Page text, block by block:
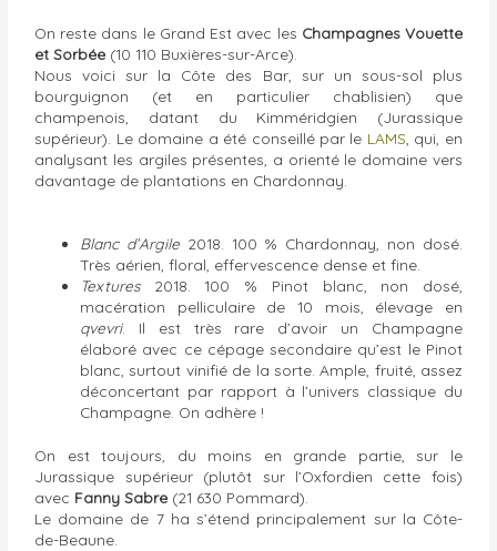
On reste dans le Grand Est avec les Champagnes Vouette
et Sorbée (10 110 Buxières-sur-Arce).
Nous voici sur la Côte des Bar, sur un sous-sol plus
bourguignon (et en particulier chablisien) que
champenois, datant du Kimméridgien (Jurassique
supérieur). Le domaine a été conseillé par le LAMS , qui, en
analysant les argiles présentes, a orienté le domaine vers
davantage de plantations en Chardonnay.
Blanc d’Argile2018. 100 % Chardonnay, non dosé.
Très aérien, floral, effervescence dense et fine.
Textures2018. 100 % Pinot blanc, non dosé,
macération pelliculaire de 10 mois, élevage en
qvevri. Il est très rare d’avoir un Champagne
élaboré avec ce cépage secondaire qu’est le Pinot
blanc, surtout vinifié de la sorte. Ample, fruité, assez
déconcertant par rapport à l’univers classique du
Champagne. On adhère !
On est toujours, du moins en grande partie, sur le
Jurassique supérieur (plutôt sur l’Oxfordien cette fois)
avec Fanny Sabre (21 630 Pommard).
Le domaine de 7 ha s’étend principalement sur la Côte-
de-Beaune.